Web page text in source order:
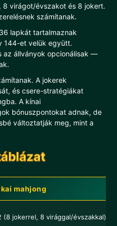
8 virágot/évszakot és 8 jokert.
számítanak.
lapkát tartalmaznak
144-et velük együtt.
az állványok opcionálisak —
A jokerek
és csere-stratégiákat
A kínai
bónuszpontokat adnak, de
változtatják meg, mint a
mahjong
(8 jokerrel, 8 virággal/évszakkal)